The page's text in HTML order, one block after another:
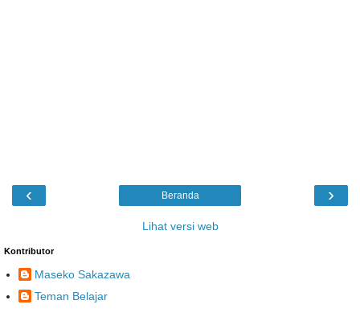
‹ ›
Beranda
Lihat versi web
Kontributor
Maseko Sakazawa
Teman Belajar